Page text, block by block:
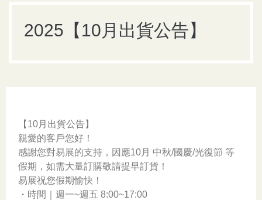
2025【10月出貨公告】
【10月出貨公告】
親愛的客戶您好！
感謝您對易展的支持，因應10月 中秋/國慶/光復節 等
假期，如需大量訂購敬請提早訂貨！
易展祝您假期愉快！
・時間｜週一~週五 8:00~17:00